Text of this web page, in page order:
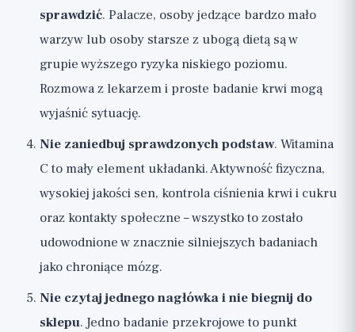
sprawdzić. Palacze, osoby jedzące bardzo mało
warzyw lub osoby starsze z ubogą dietą są w
grupie wyższego ryzyka niskiego poziomu.
Rozmowa z lekarzem i proste badanie krwi mogą
wyjaśnić sytuację.
Nie zaniedbuj sprawdzonych podstaw. Witamina
C to mały element układanki. Aktywność fizyczna,
wysokiej jakości sen, kontrola ciśnienia krwi i cukru
oraz kontakty społeczne – wszystko to zostało
udowodnione w znacznie silniejszych badaniach
jako chroniące mózg.
Nie czytaj jednego nagłówka i nie biegnij do
sklepu. Jedno badanie przekrojowe to punkt